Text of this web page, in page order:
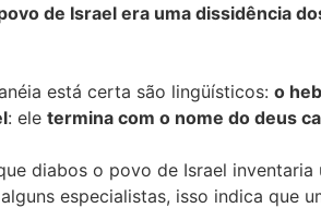
de Israel era uma dissidência
está certa são lingüísticos: o
: ele termina com o nome do deus
diabos o povo de Israel
especialistas, isso indica